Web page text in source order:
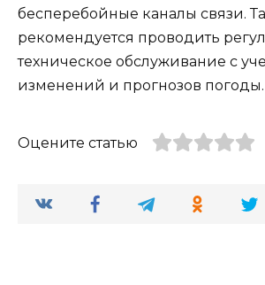
бесперебойные каналы связи.
рекомендуется проводить
техническое обслуживание с
изменений и прогнозов погоды.
Оцените статью